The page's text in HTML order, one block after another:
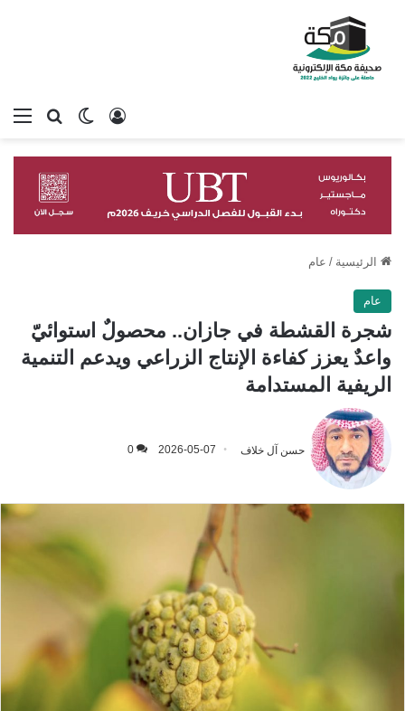
بحثالوضع
تسجيل الدخول
الرئيسية / عام
عام
شجرة القشطة في جازان.. محصولٌ استوائيّ
واعدٌ يعزز كفاءة الإنتاج الزراعي ويدعم التنمية
الريفية المستدامة
حسن آل خلاف 2026-05-07
0